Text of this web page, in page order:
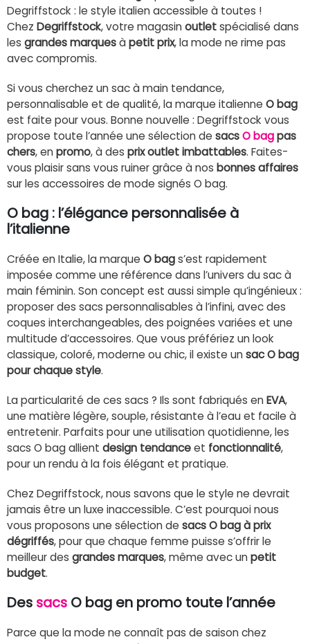
Degriffstock : le style italien accessible à toutes !
Chez Degriffstock, votre magasinoutletspécialisé dans
les grandes marquesàpetit prix, la mode ne rime pas
avec compromis.
Si vous cherchez un sac à main tendance,
personnalisable et de qualité, la marque italienne O bag
est faite pour vous. Bonne nouvelle : Degriffstock vous
propose toute l’année une sélection de sacsO bagpas
chers, enpromo, à des prix outlet imbattables. Faites-
vous plaisir sans vous ruiner grâce à nos bonnes affaires
sur les accessoires de mode signés O bag.
O bag : l’élégance personnalisée à
l’italienne
Créée en Italie, la marque O bags’est rapidement
imposée comme une référence dans l’univers du sac à
main féminin. Son concept est aussi simple qu’ingénieux :
proposer des sacs personnalisables à l’infini, avec des
coques interchangeables, des poignées variées et une
multitude d’accessoires. Que vous préfériez un look
classique, coloré, moderne ou chic, il existe unsac O bag
pour chaque style.
La particularité de ces sacs ? Ils sont fabriqués enEVA,
une matière légère, souple, résistante à l’eau et facile à
entretenir. Parfaits pour une utilisation quotidienne, les
sacs O bag allient design tendanceet fonctionnalité,
pour un rendu à la fois élégant et pratique.
Chez Degriffstock, nous savons que le style ne devrait
jamais être un luxe inaccessible. C’est pourquoi nous
vous proposons une sélection de sacs O bag à prix
dégriffés, pour que chaque femme puisse s’offrir le
meilleur des grandes marques, même avec unpetit
budget.
Des sacs O bag en promo toute l’année
Parce que la mode ne connaît pas de saison chez